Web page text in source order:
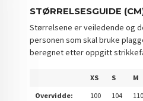
STØRRELSESGUIDE
Størrelsene er veiledende og
personen som skal bruke
beregnet etter oppgitt
XS S M
Overvidde:
100 104 110